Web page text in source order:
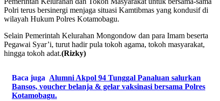
Polri terus bersinergi menjaga situasi Kamtibmas yang kondusif di
wilayah Hukum Polres Kotamobagu.
Selain Pemerintah Kelurahan Mongondow dan para Imam beserta
Pegawai Syar’i, turut hadir pula tokoh agama, tokoh masyarakat,
hingga tokoh adat.(Rizky)
Baca juga Alumni Akpol 94 Tunggal Panaluan salurkan
Bansos, voucher belanja & gelar vaksinasi bersama Polres
Kotamobagu.